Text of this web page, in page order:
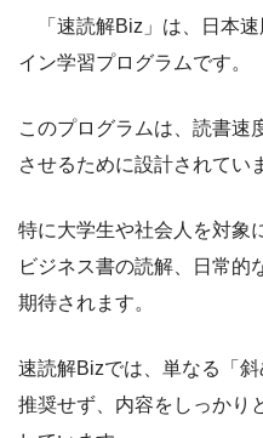
「速読解Biz」は、日本速
イン学習プログラムです。
このプログラムは、読書速
させるために設計されてい
特に大学生や社会人を対象
ビジネス書の読解、日常的
期待されます。
速読解Bizでは、単なる「
推奨せず、内容をしっかり